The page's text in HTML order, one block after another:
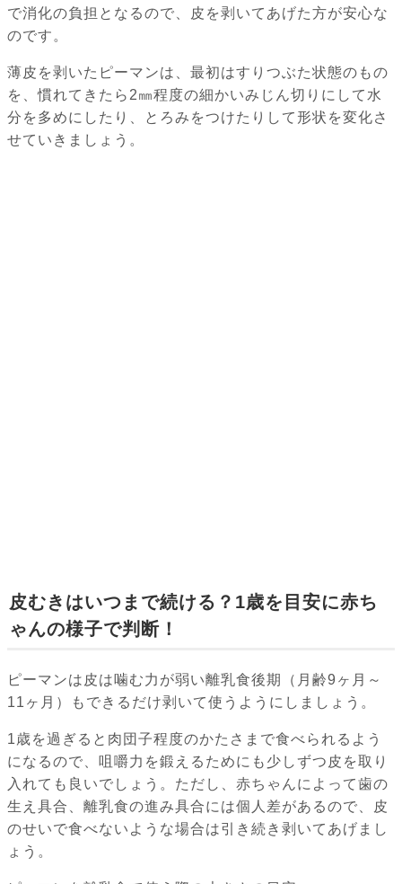
で消化の負担となるので、皮を剥いてあげた方が安心な
のです。
薄皮を剥いたピーマンは、最初はすりつぶた状態のもの
を、慣れてきたら2㎜程度の細かいみじん切りにして水
分を多めにしたり、とろみをつけたりして形状を変化さ
せていきましょう。
皮むきはいつまで続ける？1歳を目安に赤ち
ゃんの様子で判断！
ピーマンは皮は噛む力が弱い離乳食後期（月齢9ヶ月～
11ヶ月）もできるだけ剥いて使うようにしましょう。
1歳を過ぎると肉団子程度のかたさまで食べられるよう
になるので、咀嚼力を鍛えるためにも少しずつ皮を取り
入れても良いでしょう。ただし、赤ちゃんによって歯の
生え具合、離乳食の進み具合には個人差があるので、皮
のせいで食べないような場合は引き続き剥いてあげまし
ょう。